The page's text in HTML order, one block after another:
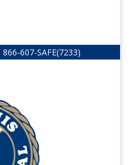
866-607-SAFE(7233)